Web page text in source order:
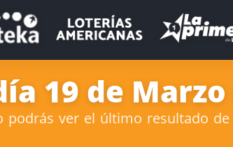
19 de Marzo
ver el último resultado